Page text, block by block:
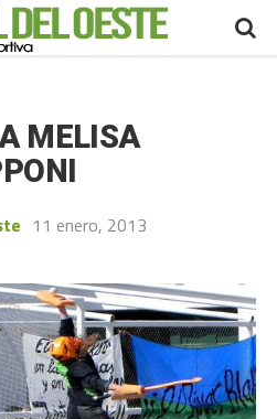
MELISA
11 enero, 2013